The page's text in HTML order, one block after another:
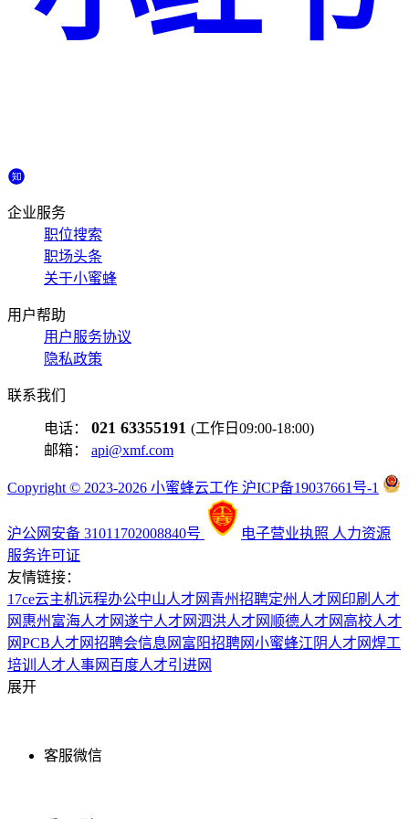
企业服务
职位搜索
职场头条
关于小蜜蜂
用户帮助
用户服务协议
隐私政策
联系我们
电话： 021 63355191 (工作日09:00-18:00)
邮箱： api@xmf.com
Copyright © 2023-2026 小蜜蜂云工作 沪ICP备19037661号-1
沪公网安备 31011702008840号 电子营业执照 人力资源
服务许可证
友情链接：
17ce云主机远程办公中山人才网 青州招聘定州人才网 印刷人才
网 惠州富海人才网遂宁人才网泗洪人才网 顺德人才网 高校人才
网PCB人才网招聘会信息网 富阳招聘网小蜜蜂江阴人才网焊工
培训 人才人事网 百度人才引进网
展开
客服微信